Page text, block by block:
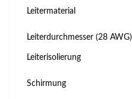
Leitermaterial
Leiterdurchmesser (28 AWG)
Leiterisolierung
Schirmung